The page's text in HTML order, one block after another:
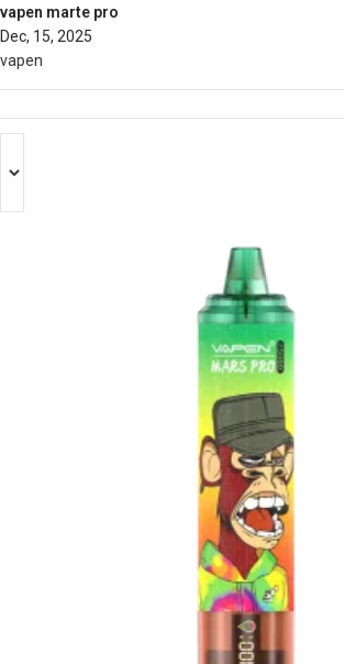
vapen marte pro
Dec, 15, 2025
vapen